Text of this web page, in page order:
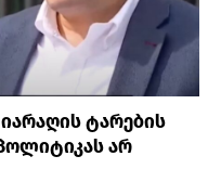
ტარების
არ